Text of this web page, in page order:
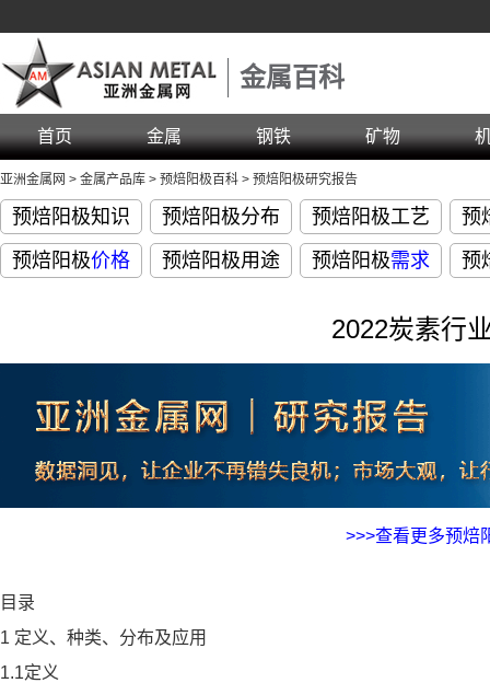
金属百科
首页 金属 钢铁 矿物
亚洲金属网 > 金属产品库 > 预焙阳极百科 > 预焙阳极研究报告
预焙阳极知识 预焙阳极分布 预焙阳极工艺
预
预焙阳极价格 预焙阳极用途 预焙阳极需求 预
2022炭素行
>>>查看更多预焙
目录
1 定义、种类、分布及应用
1.1定义